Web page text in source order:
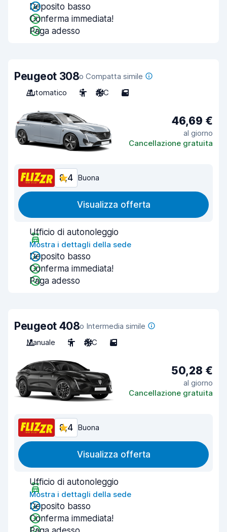
Deposito basso
Conferma immediata!
Paga adesso
Peugeot 308o Compatta simile
Automatico
5 A/C 5
46,69 €
al giorno
Cancellazione gratuita
8,4 Buona
Visualizza offerta
Ufficio di autonoleggio
Mostra i dettagli della sede
Deposito basso
Conferma immediata!
Paga adesso
Peugeot 408o Intermedia simile
Manuale
5 A/C 5
50,28 €
al giorno
Cancellazione gratuita
8,4 Buona
Visualizza offerta
Ufficio di autonoleggio
Mostra i dettagli della sede
Deposito basso
Conferma immediata!